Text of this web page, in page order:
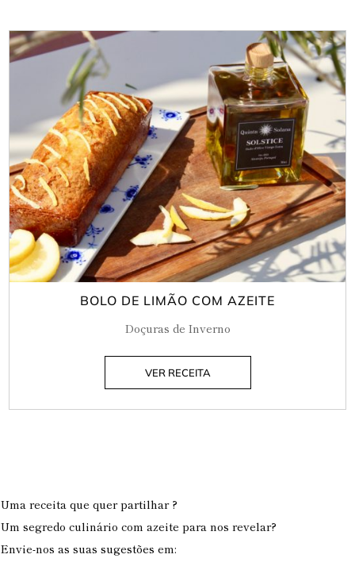
BOLO DE LIMÃO COM AZEITE
Doçuras de Inverno
VER RECEITA
Uma receita que quer partilhar ?
Um segredo culinário com azeite para nos revelar?
Envie-nos as suas sugestões em: